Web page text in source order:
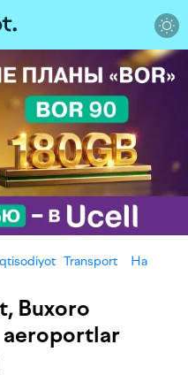
Transport
На
Buxoro
aeroportlar